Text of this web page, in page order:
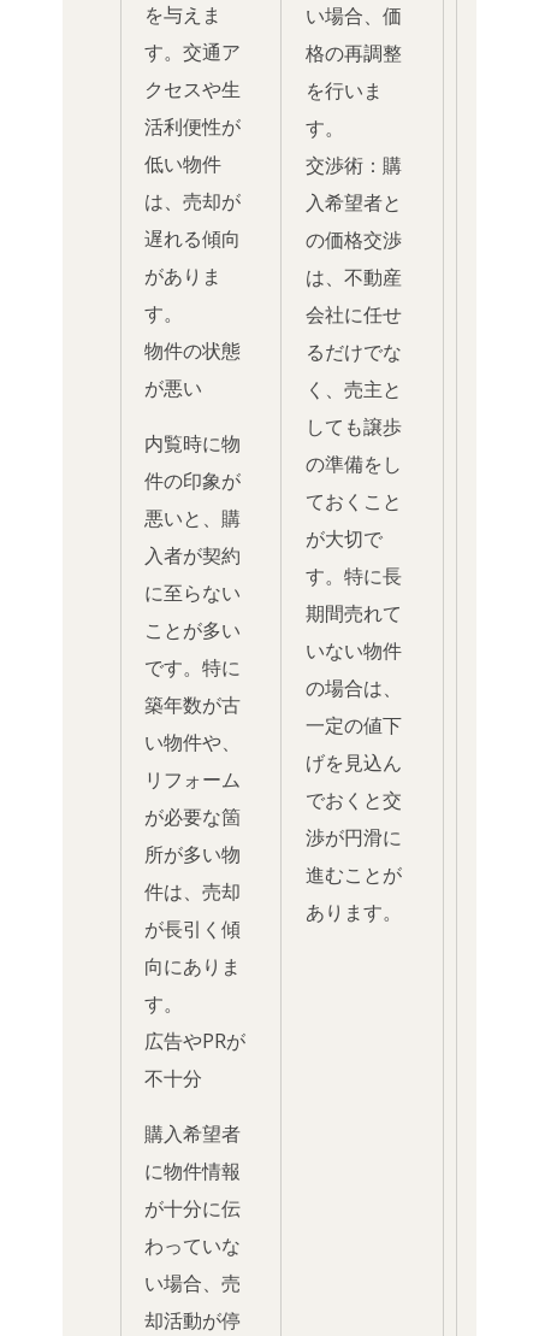
を与えま
す。交通ア
クセスや生
活利便性が
低い物件
は、売却が
遅れる傾向
がありま
す。
物件の状態
が悪い
内覧時に物
件の印象が
悪いと、購
入者が契約
に至らない
ことが多い
です。特に
築年数が古
い物件や、
リフォーム
が必要な箇
所が多い物
件は、売却
が長引く傾
向にありま
す。
広告やPRが
不十分
購入希望者
に物件情報
が十分に伝
わっていな
い場合、売
却活動が停
い場合、価
格の再調整
を行いま
す。
交渉術：購
入希望者と
の価格交渉
は、不動産
会社に任せ
るだけでな
く、売主と
しても譲歩
の準備をし
ておくこと
が大切で
す。特に長
期間売れて
いない物件
の場合は、
一定の値下
げを見込ん
でおくと交
渉が円滑に
進むことが
あります。